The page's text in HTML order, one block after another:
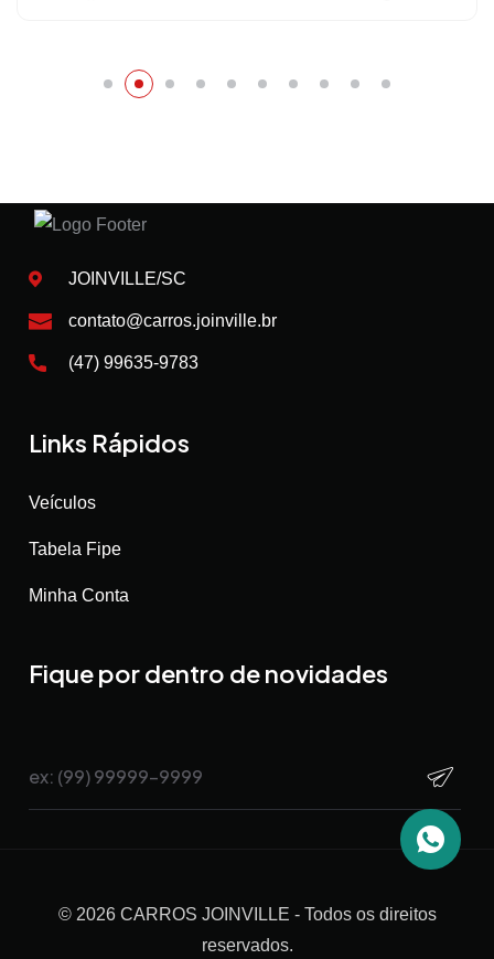
JOINVILLE/SC
contato@carros.joinville.br
(47) 99635-9783
Links Rápidos
Veículos
Tabela Fipe
Minha Conta
Fique por dentro de novidades
© 2026 CARROS JOINVILLE - Todos os direitos
reservados.